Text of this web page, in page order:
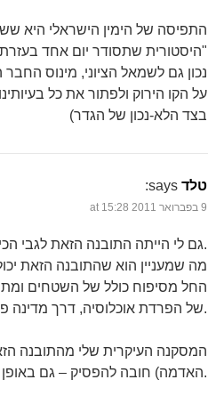
היסטורית שתסודר יום אחד בעזרת החבר הדמיוני"
נכון גם לשמאל הציוני, מינוס
על הקו הירוק ולפתור את כל
בצד הלא-נכון של הגדר)
טלד says:
9 בפברואר 2011 at 15:28
גם לי הייתה התובנה הזאת לגבי הכיבוש, והתפלאתי שלא מצאתי אף אחד שניסח אותה.
מה שמעניין הוא שהתובנה הזאת
החל מסיפוח כולל של השטחים ומתן
של הפרדת אוכלוסיה, דרך מדינה פלסטינאית בקווים כלשהם.
המסקנה העיקרית שלי מהתובנה
האדמה) חובה להפסיק – גם באופן חד צדדי.